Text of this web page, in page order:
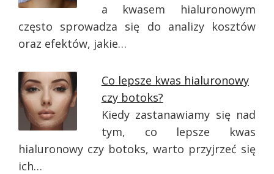
a kwasem hialuronowym
często sprowadza się do analizy kosztów
oraz efektów, jakie…
Co lepsze kwas hialuronowy
czy botoks?
Kiedy zastanawiamy się nad
tym, co lepsze kwas
hialuronowy czy botoks, warto przyjrzeć się
ich…